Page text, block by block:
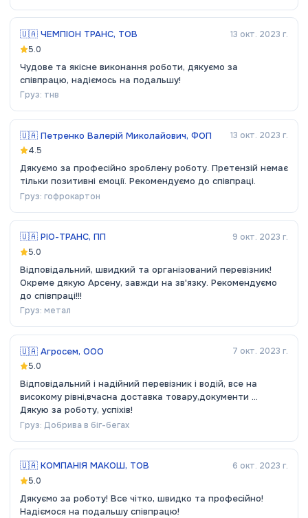
🇺🇦 ЧЕМПІОН ТРАНС, ТОВ
13 окт. 2023 г.
5.0
Чудове та якісне виконання роботи, дякуємо за
співпрацю, надіємось на подальшу!
Груз: тнв
🇺🇦 Петренко Валерій Миколайович, ФОП
13 окт. 2023 г.
4.5
Дякуємо за професійно зроблену роботу. Претензій немає
тільки позитивні ємоції. Рекомендуємо до співпраці.
Груз: гофрокартон
🇺🇦 РІО-ТРАНС, ПП
9 окт. 2023 г.
5.0
Відповідальний, швидкий та організований перевізник!
Окреме дякую Арсену, завжди на зв'язку. Рекомендуємо
до співпраці!!!
Груз: метал
🇺🇦 Агросем, ООО
7 окт. 2023 г.
5.0
Відповідальний і надійний перевізник і водій, все на
високому рівні,вчасна доставка товару,документи ...
Дякую за роботу, успіхів!
Груз: Добрива в біг-бегах
🇺🇦 КОМПАНІЯ МАКОШ, ТОВ
6 окт. 2023 г.
5.0
Дякуємо за роботу! Все чітко, швидко та професійно!
Надіємося на подальшу співпрацю!